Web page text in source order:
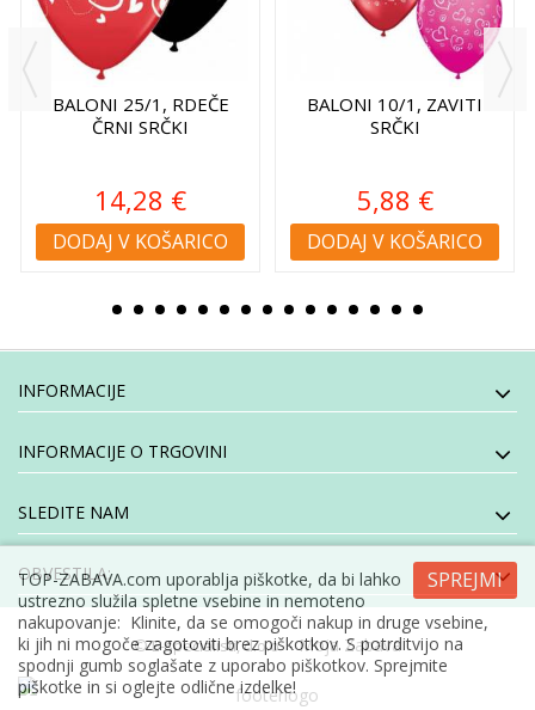
BALONI 25/1, RDEČE
ČRNI SRČKI
14,28 €
DODAJ V KOŠARICO
BALONI 10/1, ZAVITI
SRČKI
5,88 €
DODAJ V KOŠARICO
INFORMACIJE
INFORMACIJE O TRGOVINI
SLEDITE NAM
OBVESTILA:
© E-specialisti, d.o.o- Moja Zabava
SPREJMI
TOP-ZABAVA.com uporablja piškotke, da bi lahko
ustrezno služila spletne vsebine in nemoteno
nakupovanje: Klinite, da se omogoči nakup in druge vsebine,
ki jih ni mogoče zagotoviti brez piškotkov. S potrditvijo na
spodnji gumb soglašate z uporabo piškotkov. Sprejmite
piškotke in si oglejte odlične izdelke!